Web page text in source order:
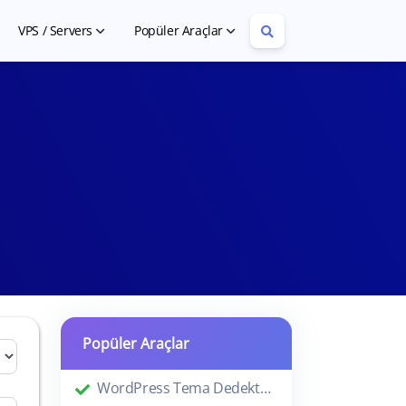
VPS / Servers Popüler Araçlar
Popüler Araçlar
WordPress Tema Dedektörü